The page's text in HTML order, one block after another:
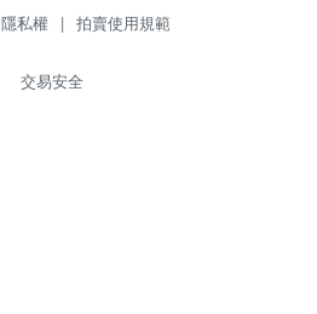
隱私權 | 拍賣使用規範
交易安全